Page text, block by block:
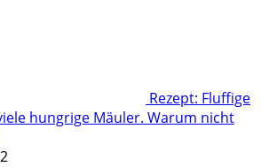
Rezept: Fluffige
hungrige Mäuler. Warum nicht